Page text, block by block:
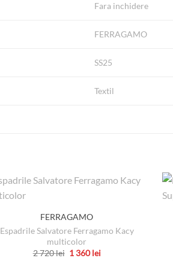
Fara inchidere
FERRAGAMO
SS25
Textil
FERRAGAMO
Espadrile Salvatore Ferragamo Kacy
multicolor
2 720lei Prețul
1 360leiPrețul